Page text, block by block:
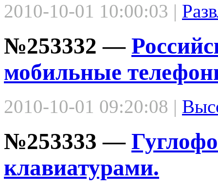
2010-10-01 10:00:03 |
№253332 —
мобильные
2010-10-01 09:20:08 |
№253333 —
клавиатурами.